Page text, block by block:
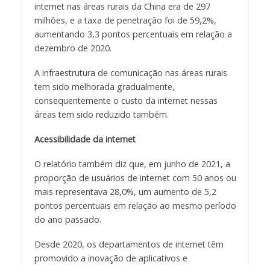
internet nas áreas rurais da China era de 297
milhões, e a taxa de penetração foi de 59,2%,
aumentando 3,3 pontos percentuais em relação a
dezembro de 2020.
A infraestrutura de comunicação nas áreas rurais
tem sido melhorada gradualmente,
consequentemente o custo da internet nessas
áreas tem sido reduzido também.
Acessibilidade da internet
O relatório também diz que, em junho de 2021, a
proporção de usuários de internet com 50 anos ou
mais representava 28,0%, um aumento de 5,2
pontos percentuais em relação ao mesmo período
do ano passado.
Desde 2020, os departamentos de internet têm
promovido a inovação de aplicativos e